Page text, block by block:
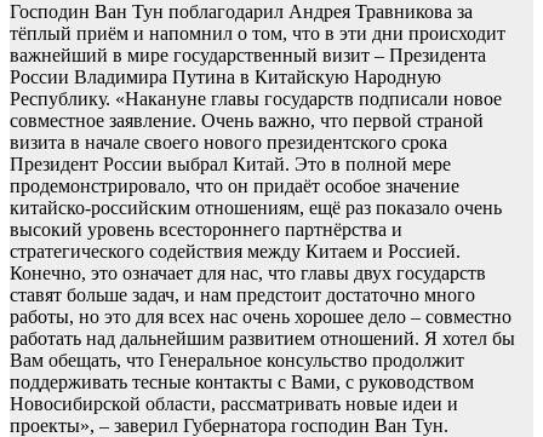
Господин Ван Тун поблагодарил Андрея Травникова за
тёплый приём и напомнил о том, что в эти дни происходит
важнейший в мире государственный визит – Президента
России Владимира Путина в Китайскую Народную
Республику. «Накануне главы государств подписали новое
совместное заявление. Очень важно, что первой страной
визита в начале своего нового президентского срока
Президент России выбрал Китай. Это в полной мере
продемонстрировало, что он придаёт особое значение
китайско-российским отношениям, ещё раз показало очень
высокий уровень всестороннего партнёрства и
стратегического содействия между Китаем и Россией.
Конечно, это означает для нас, что главы двух государств
ставят больше задач, и нам предстоит достаточно много
работы, но это для всех нас очень хорошее дело – совместно
работать над дальнейшим развитием отношений. Я хотел бы
Вам обещать, что Генеральное консульство продолжит
поддерживать тесные контакты с Вами, с руководством
Новосибирской области, рассматривать новые идеи и
проекты», – заверил Губернатора господин Ван Тун.